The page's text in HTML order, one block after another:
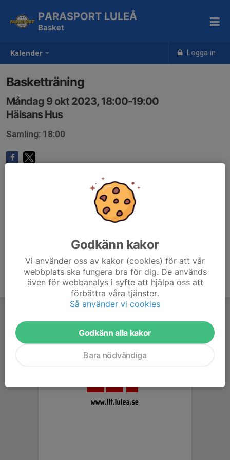
Kalender Logga in
PARASPORT LULEÅ
Basket
Basketträning
Måndag 9 okt 2023, 18:00-19:00
Hälsans Hus
Samling: 18:00
Godkänn kakor
Vi använder oss av kakor (cookies) för att vår
webbplats ska fungera bra för dig. De används
även för webbanalys i syfte att hjälpa oss att
förbättra våra tjänster.
Så använder vi cookies
Godkänn alla kakor
Bara nödvändiga